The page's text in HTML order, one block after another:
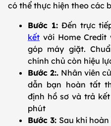
có thể thực hiện theo các
Bước 1: Đến trực
kết với Home
góp máy giặt.
chính chủ còn hiệu
Bước 2:. Nhân viên
dẫn bạn hoàn tất
định hồ sơ và trả
phút
Bước 3: Sau khi